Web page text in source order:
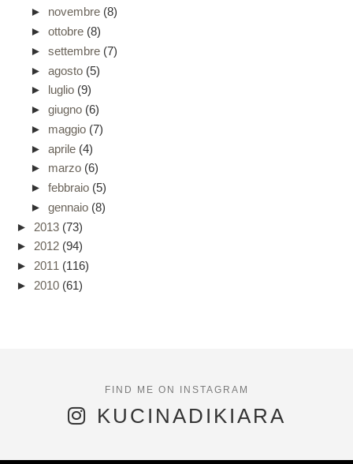
► novembre (8)
► ottobre (8)
► settembre (7)
► agosto (5)
► luglio (9)
► giugno (6)
► maggio (7)
► aprile (4)
► marzo (6)
► febbraio (5)
► gennaio (8)
► 2013 (73)
► 2012 (94)
► 2011 (116)
► 2010 (61)
KUCINADIKIARA